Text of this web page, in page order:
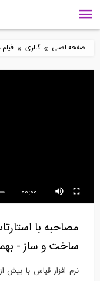
صفحه اصلی » گالری » فیلم
5:07
00:00
مصاحبه با
ساخت و ساز - بهمن